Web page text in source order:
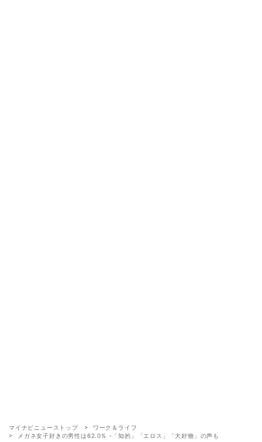
マイナビニューストップ
ワーク＆ライフ
メガネ女子好きの男性は62.0% -「知的」「エロス」「大好物」の声も